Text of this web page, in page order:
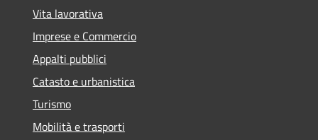
Vita lavorativa
Imprese e Commercio
Appalti pubblici
Catasto e urbanistica
Turismo
Mobilità e trasporti